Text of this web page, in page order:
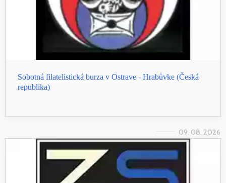
Sobotná filatelistická burza v Ostrave - Hrabůvke (Česká
republika)
09. 08. 2026